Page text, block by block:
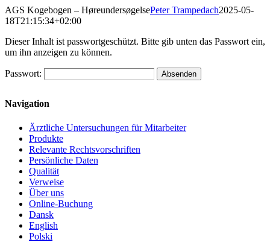
Skip
to
AGS Kogebogen – HøreundersøgelsePeter Trampedach2025-05-
18T21:15:34+02:00
Dieser Inhalt ist passwortgeschützt. Bitte gib unten das Passwort ein,
um ihn anzeigen zu können.
Passwort:
Navigation
Ärztliche Untersuchungen für Mitarbeiter
Produkte
Relevante Rechtsvorschriften
Persönliche Daten
Qualität
Verweise
Über uns
Online-Buchung
Dansk
English
Polski